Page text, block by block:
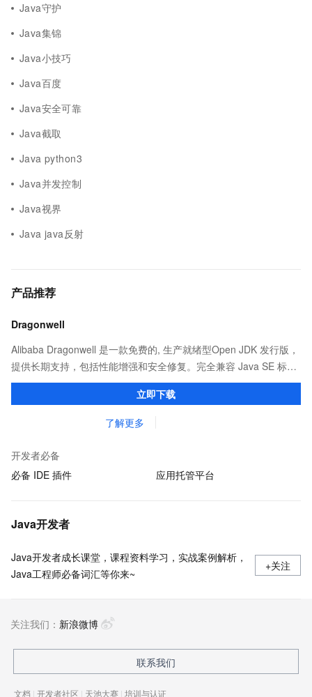
Java守护
Java集锦
Java小技巧
Java百度
Java安全可靠
Java截取
Java python3
Java并发控制
Java视界
Java java反射
产品推荐
Dragonwell
Alibaba Dragonwell 是一款免费的, 生产就绪型Open JDK 发行版，
提供长期支持，包括性能增强和安全修复。完全兼容 Java SE 标
准，您可以在任何常用操作系统（包括 Linux、Windows 和
macOS）上开发 Java 应用程序。立即下载
了解更多
开发者必备
必备 IDE 插件
应用托管平台
Java开发者
Java开发者成长课堂，课程资料学习，实战案例解析，
Java工程师必备词汇等你来~
+关注
关注我们： 新浪微博
联系我们
文档 | 开发者社区 | 天池大赛 | 培训与认证